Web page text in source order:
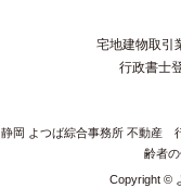
宅地建物取引
行政書士
静岡 よつば綜合事務所 不動産
齢者
Copyright ©